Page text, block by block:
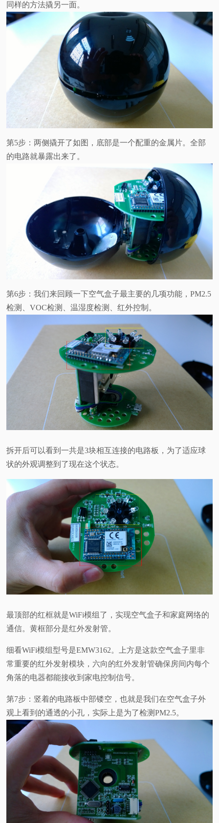
同样的方法撬另一面。
第5步：两侧撬开了如图，底部是一个配重的金属片。全部
的电路就暴露出来了。
第6步：我们来回顾一下空气盒子最主要的几项功能，PM2.5
检测、VOC检测、温湿度检测、红外控制。
拆开后可以看到一共是3块相互连接的电路板，为了适应球
状的外观调整到了现在这个状态。
最顶部的红框就是WiFi模组了，实现空气盒子和家庭网络的
通信。黄框部分是红外发射管。
细看WiFi模组型号是EMW3162。上方是这款空气盒子里非
常重要的红外发射模块，六向的红外发射管确保房间内每个
角落的电器都能接收到家电控制信号。
第7步：竖着的电路板中部镂空，也就是我们在空气盒子外
观上看到的通透的小孔，实际上是为了检测PM2.5。